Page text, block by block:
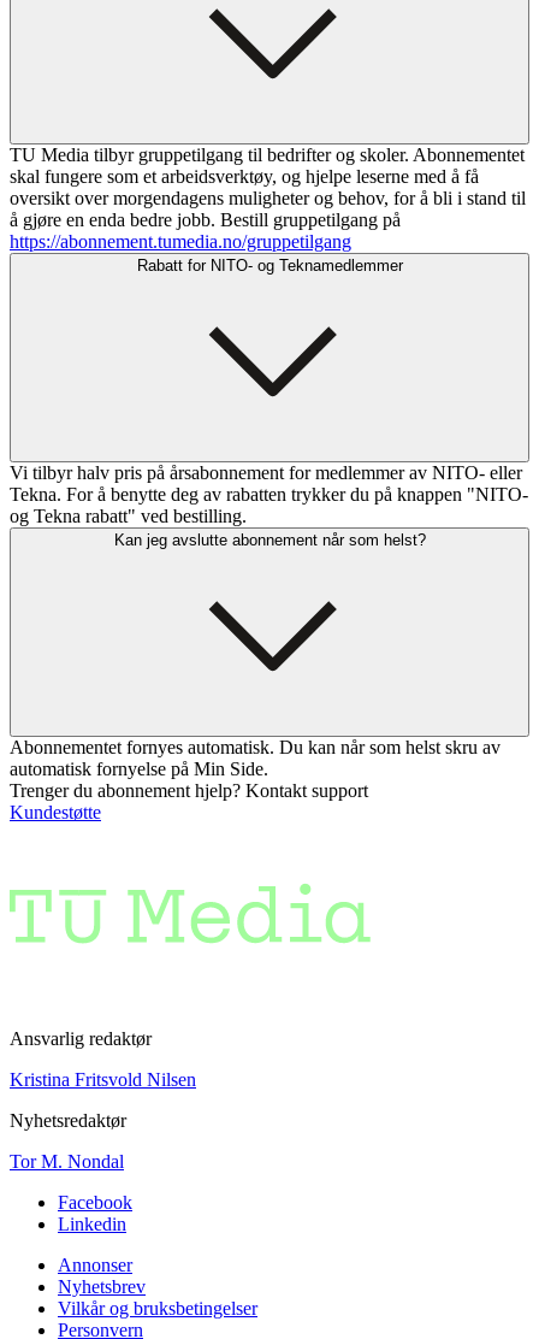
TU Media tilbyr gruppetilgang til bedrifter og skoler. Abonnementet
skal fungere som et arbeidsverktøy, og hjelpe leserne med å få
oversikt over morgendagens muligheter og behov, for å bli i stand til
å gjøre en enda bedre jobb. Bestill gruppetilgang på
https://abonnement.tumedia.no/gruppetilgang
Rabatt for NITO- og Teknamedlemmer
Vi tilbyr halv pris på årsabonnement for medlemmer av NITO- eller
Tekna. For å benytte deg av rabatten trykker du på knappen "NITO-
og Tekna rabatt" ved bestilling.
Kan jeg avslutte abonnement når som helst?
Abonnementet fornyes automatisk. Du kan når som helst skru av
automatisk fornyelse på Min Side.
Trenger du abonnement hjelp? Kontakt support
Kundestøtte
Ansvarlig redaktør
Kristina Fritsvold Nilsen
Nyhetsredaktør
Tor M. Nondal
Facebook
Linkedin
Annonser
Nyhetsbrev
Vilkår og bruksbetingelser
Personvern